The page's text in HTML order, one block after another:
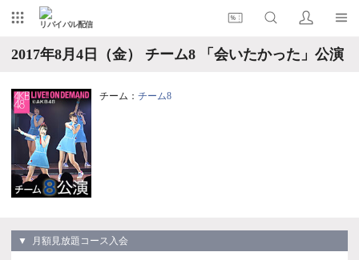
リバイバル配信
2017年8月4日（金） チーム8 「会いたかった」公演
チーム： チーム8
▼ 月額見放題コース入会